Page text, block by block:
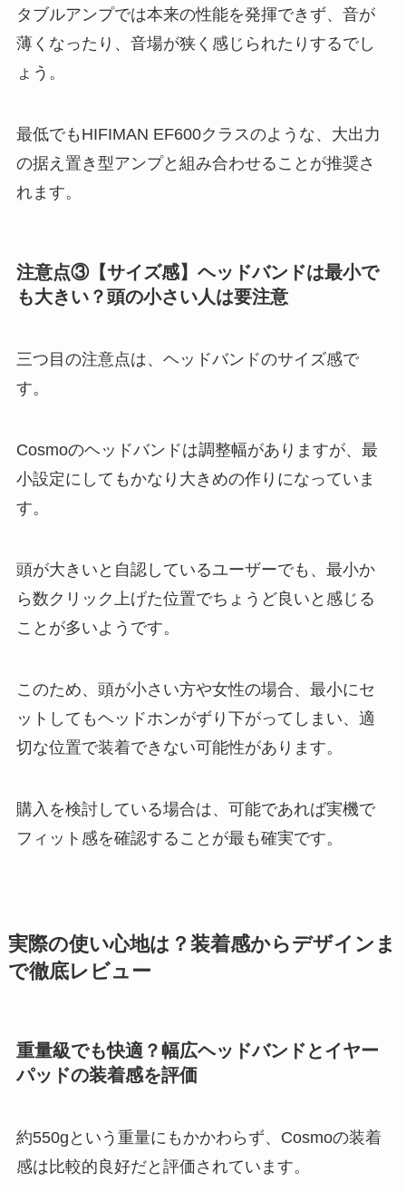
タブルアンプでは本来の性能を発揮できず、音が
薄くなったり、音場が狭く感じられたりするでし
ょう。
最低でもHIFIMAN EF600クラスのような、大出力
の据え置き型アンプと組み合わせることが推奨さ
れます。
注意点③【サイズ感】ヘッドバンドは最小で
も大きい？頭の小さい人は要注意
三つ目の注意点は、ヘッドバンドのサイズ感で
す。
Cosmoのヘッドバンドは調整幅がありますが、最
小設定にしてもかなり大きめの作りになっていま
す。
頭が大きいと自認しているユーザーでも、最小か
ら数クリック上げた位置でちょうど良いと感じる
ことが多いようです。
このため、頭が小さい方や女性の場合、最小にセ
ットしてもヘッドホンがずり下がってしまい、適
切な位置で装着できない可能性があります。
購入を検討している場合は、可能であれば実機で
フィット感を確認することが最も確実です。
実際の使い心地は？装着感からデザインま
で徹底レビュー
重量級でも快適？幅広ヘッドバンドとイヤー
パッドの装着感を評価
約550gという重量にもかかわらず、Cosmoの装着
感は比較的良好だと評価されています。